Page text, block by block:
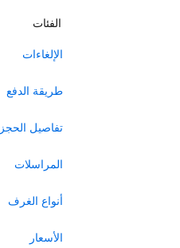
الفئات
الإلغاءات
طريقة الدفع
تفاصيل الحجز
المراسلات
أنواع الغرف
الأسعار